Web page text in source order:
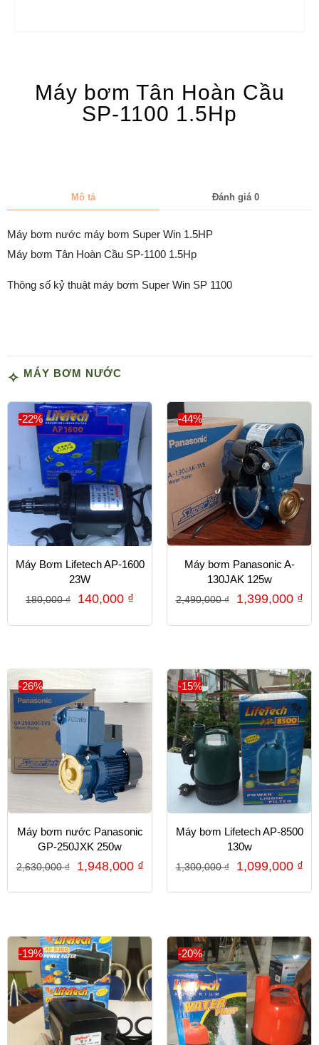
Máy bơm Tân Hoàn Cầu
SP-1100 1.5Hp
Mô tả Đánh giá 0
Máy bơm nước máy bơm Super Win 1.5HP
Máy bơm Tân Hoàn Cầu SP-1100 1.5Hp
Thông số kỷ thuật máy bơm Super Win SP 1100
MÁY BƠM NƯỚC
-22%
Máy Bơm Lifetech AP-1600
23W
180,000₫ 140,000 ₫
-44%
Máy bơm Panasonic A-
130JAK 125w
2,490,000₫ 1,399,000 ₫
-26%
Máy bơm nước Panasonic
GP-250JXK 250w
2,630,000₫ 1,948,000 ₫
-15%
Máy bơm Lifetech AP-8500
130w
1,300,000₫ 1,099,000 ₫
-19% -20%